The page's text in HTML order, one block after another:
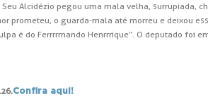
Alcidézio pegou uma mala velha, surrupiada,
prometeu, o guarda-mala até morreu e deixou
é do Ferrrrrnando Henrrrique”. O deputado foi
Confira aqui!